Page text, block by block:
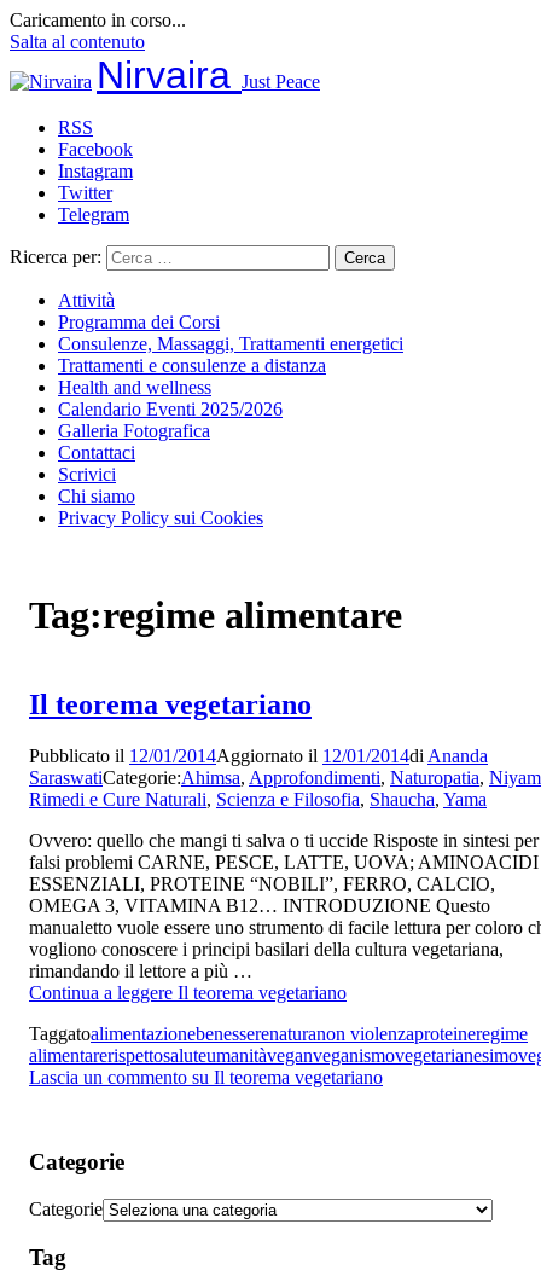
Caricamento in corso...
Salta al contenuto
Nirvaira Just Peace
RSS
Facebook
Instagram
Twitter
Telegram
Ricerca per:
Attività
Programma dei Corsi
Consulenze, Massaggi, Trattamenti energetici
Trattamenti e consulenze a distanza
Health and wellness
Calendario Eventi 2025/2026
Galleria Fotografica
Contattaci
Scrivici
Chi siamo
Privacy Policy sui Cookies
Tag:regime alimentare
Il teorema vegetariano
Pubblicato il 12/01/2014Aggiornato il 12/01/2014di Ananda
SaraswatiCategorie:Ahimsa, Approfondimenti, Naturopatia,
Rimedi e Cure Naturali, Scienza e Filosofia, Shaucha, Yama
Ovvero: quello che mangi ti salva o ti uccide Risposte in sintesi per
falsi problemi CARNE, PESCE, LATTE, UOVA; AMINOACIDI
ESSENZIALI, PROTEINE “NOBILI”, FERRO, CALCIO,
OMEGA 3, VITAMINA B12… INTRODUZIONE Questo
manualetto vuole essere uno strumento di facile lettura per coloro
vogliono conoscere i principi basilari della cultura vegetariana,
rimandando il lettore a più …
Continua a leggere Il teorema vegetariano
Taggatoalimentazionebenesserenaturanon violenzaproteineregime
alimentarerispettosaluteumanitàveganveganismovegetarianesimo
Lascia un commento su Il teorema vegetariano
Categorie
Categorie
Tag